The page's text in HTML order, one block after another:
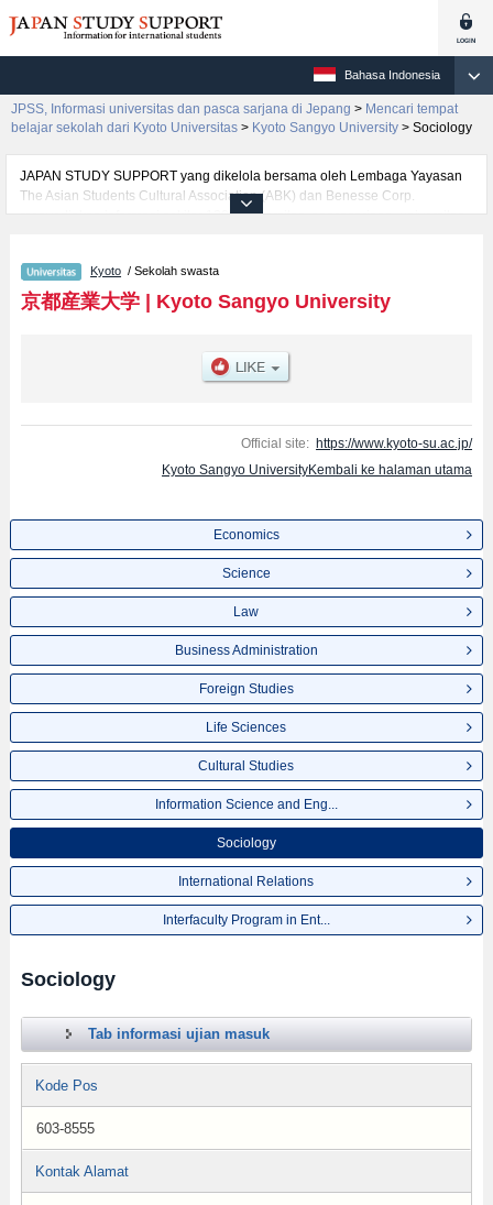
Bahasa Indonesia
JPSS, Informasi universitas dan pasca sarjana di Jepang > Mencari tempat
belajar sekolah dari Kyoto Universitas > Kyoto Sangyo University > Sociology
JAPAN STUDY SUPPORT yang dikelola bersama oleh Lembaga Yayasan
The Asian Students Cultural Association (ABK) dan Benesse Corp.
menyediakan informasi sekitar 1300 universitas, pascasarjana, universitas
informasi per fakultas seperti Fakultas EconomicsatauFakultas
ScienceatauFakultas LawatauFakultas Business
AdministrationatauFakultas Foreign StudiesatauFakultas Life
and EngineeringatauFakultas SociologyatauFakultas International
RelationsatauFakultas Interfaculty Program in Entrepreneurship (Scheduled
mengenai ujian masuk, prasarana kampus, akses jalan, dan lainnya.
Silakan memanfaatkannya.
Kyoto / Sekolah swasta
京都産業大学| Kyoto Sangyo University
Official site: https://www.kyoto-su.ac.jp/
Kyoto Sangyo UniversityKembali ke halaman utama
Economics
Science
Law
Business Administration
Foreign Studies
Life Sciences
Cultural Studies
Information Science and Eng...
Sociology
International Relations
Interfaculty Program in Ent...
Sociology
Tab informasi ujian masuk
Kode Pos
603-8555
Kontak Alamat